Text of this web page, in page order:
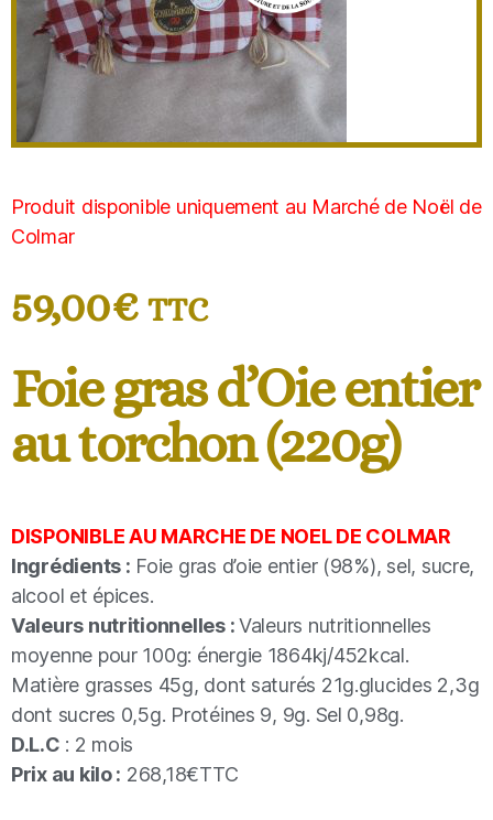
Produit disponible uniquement au Marché de Noël de
Colmar
59,00€ TTC
Foie gras d’Oie entier
au torchon (220g)
DISPONIBLE AU MARCHE DE NOEL DE COLMAR
Ingrédients : Foie gras d’oie entier (98%), sel, sucre,
alcool et épices.
Valeurs nutritionnelles :Valeurs nutritionnelles
moyenne pour 100g: énergie 1864kj/452kcal.
Matière grasses 45g, dont saturés 21g.glucides 2,3g
dont sucres 0,5g. Protéines 9, 9g. Sel 0,98g.
D.L.C : 2 mois
Prix au kilo : 268,18€TTC